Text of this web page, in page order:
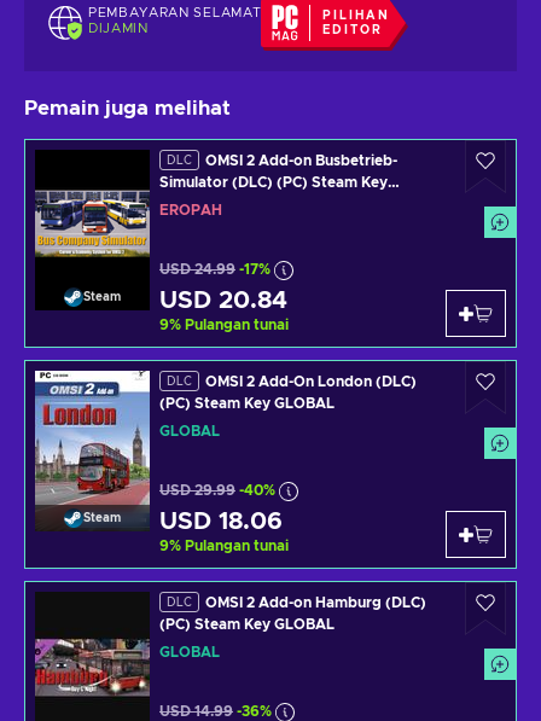
PEMBAYARAN SELAMAT
DIJAMIN
PILIHAN
EDITOR
Pemain juga melihat
Steam
DLC
OMSI 2 Add-on Busbetrieb-
Simulator (DLC) (PC) Steam Key
EUROPE
EROPAH
USD 24.99 -17%
USD 20.84
9% Pulangan tunai
Steam
DLC
OMSI 2 Add-On London (DLC)
(PC) Steam Key GLOBAL
GLOBAL
USD 29.99 -40%
USD 18.06
9% Pulangan tunai
DLC
OMSI 2 Add-on Hamburg (DLC)
(PC) Steam Key GLOBAL
GLOBAL
USD 14.99 -36%